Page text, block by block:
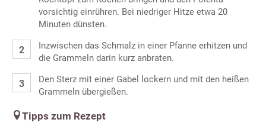
vorsichtig einrühren. Bei niedriger Hitze etwa 20
Minuten dünsten.
Inzwischen das Schmalz in einer Pfanne erhitzen und
die Grammeln darin kurz anbraten.
Den Sterz mit einer Gabel lockern und mit den heißen
Grammeln übergießen.
Tipps zum Rezept